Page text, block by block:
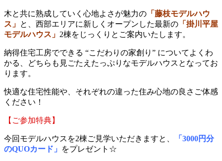
木と共に熟成していく心地よさが魅力の 「 藤枝モデルハウ
ス 」 と、 西部エリアに新しくオープンした最新の 「掛川平屋
モデルハウス」 2棟をじっくりとご案内いたします。
納得住宅工房でできる “こだわりの家創り” についてよくわ
かる、どちらも見ごたえたっぷりなモデルハウスとなってお
ります。
快適な住宅性能や、それぞれの違った住み心地の良さご体感
ください！
【ご参加特典】
今回モデルハウスを2棟ご見学いただきますと、
「3000円分
のQUOカード」
をプレゼント☆